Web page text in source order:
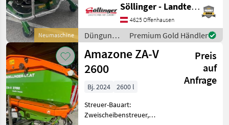
Neumaschine
Streumengenverstellung +
Anbaustreuer ZA Super +
Profis-Wiegesystem +
Streuwerk ZA-V Tronic +
Gelenkwel
Söllinger - Landtechnik GmbH
4625 Offenhausen
Düngung
und
Beregnung
/ Amazone
Premium Gold Händler
Amazone ZA-V
2600
Preis
auf
Anfrage
Bj. 2024
2600 l
Streuer-Bauart:
Zweischeibenstreuer,